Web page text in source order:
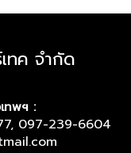
ทค จำกัด
ทพฯ :
097-239-6604